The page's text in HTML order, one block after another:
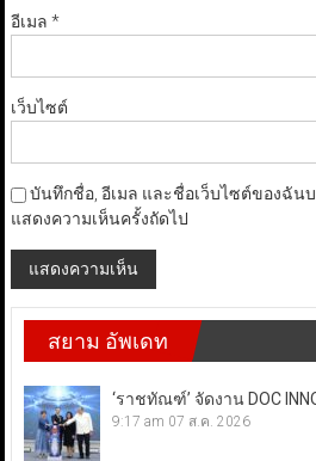
อีเมล *
เว็บไซต์
บันทึกชื่อ, อีเมล และชื่อเว็บไซต์ของฉัน
แสดงความเห็นครั้งถัดไป
สยาม อัพเดท
‘ราชทัณฑ์’ จัดงาน DOC
9:17 am 07 ส.ค. 2026